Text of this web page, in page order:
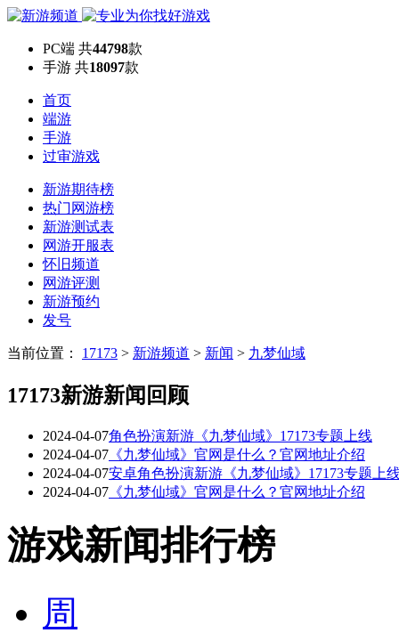
PC端 共44798款
手游 共18097款
首页
端游
手游
过审游戏
新游期待榜
热门网游榜
新游测试表
网游开服表
怀旧频道
网游评测
新游预约
发号
当前位置： 17173 > 新游频道 > 新闻 > 九梦仙域
17173新游新闻回顾
2024-04-07角色扮演新游《九梦仙域》17173专题上线
2024-04-07 《九梦仙域》官网是什么？官网地址介绍
2024-04-07安卓角色扮演新游《九梦仙域》17173专题上
2024-04-07 《九梦仙域》官网是什么？官网地址介绍
游戏新闻排行榜
周